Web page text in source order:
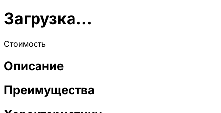
Загрузка...
Стоимость
Описание
Преимущества